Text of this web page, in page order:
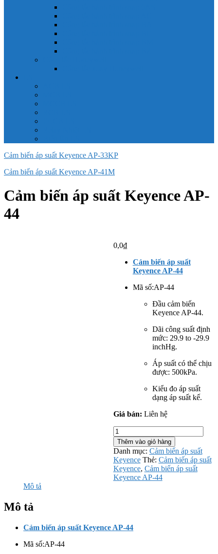
Cảm biến áp suất Keyence AP-33KP
Cảm biến áp suất Keyence AP-41M
Cảm biến áp suất Keyence AP-
44
0,0₫
Cảm biến áp suất
Keyence AP-44
Mã số:AP-44
Đầu cảm biến
Keyence AP-44.
Dãi công suất định
mức: 29.9 to -29.9
inchHg.
Áp suất có thể chịu
được: 500kPa.
Kiểu đo áp suất
dạng áp suất kế.
Giá bán: Liên hệ
Cảm
biến
áp
suất
Keyence
AP-
44
Thêm vào giỏ hàng
Danh mục: Cảm biến áp suất
Keyence Thẻ: Cảm biến áp suất
Keyence, Cảm biến áp suất
Keyence AP-44
Mô tả
Mô tả
Cảm biến áp suất Keyence AP-44
Mã số:AP-44